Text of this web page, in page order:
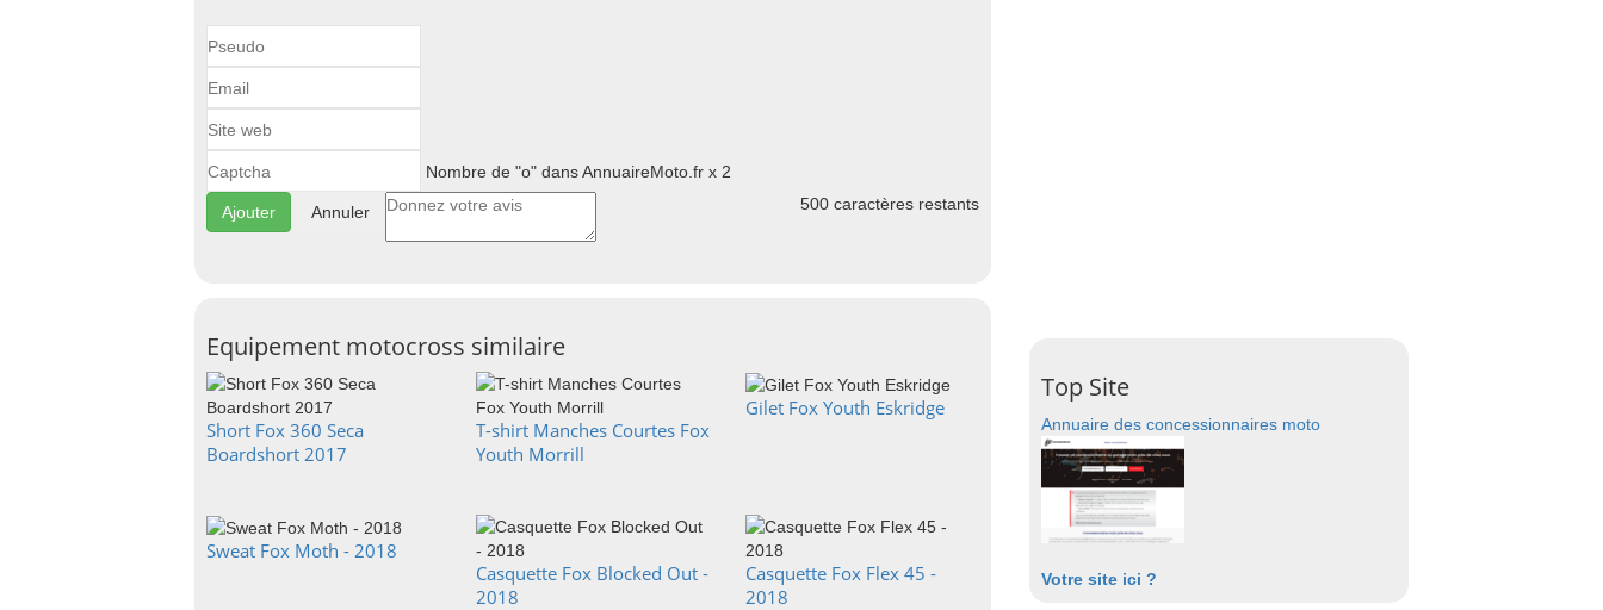
Nombre de "o" dans AnnuaireMoto.fr x 2
Annuler 500 caractères restants
Equipement motocross similaire
Short Fox 360 Seca
Boardshort 2017
T-shirt Manches Courtes Fox
Youth Morrill
Gilet Fox Youth Eskridge
Sweat Fox Moth - 2018
Casquette Fox Blocked Out -
2018
Casquette Fox Flex 45 -
2018
Top Site
Annuaire des concessionnaires moto
Votre site ici ?